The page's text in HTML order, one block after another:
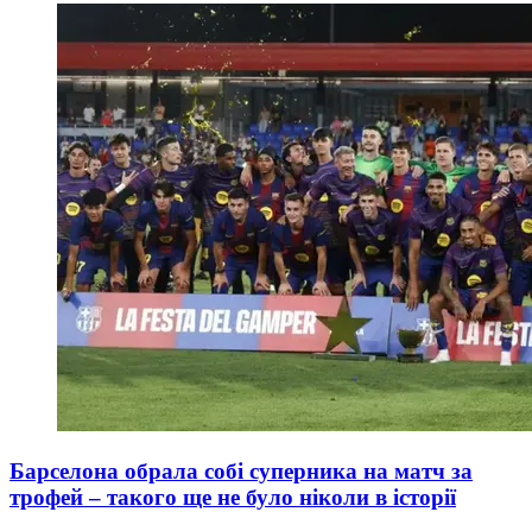
Барселона обрала собі суперника на матч за
трофей – такого ще не було ніколи в історії